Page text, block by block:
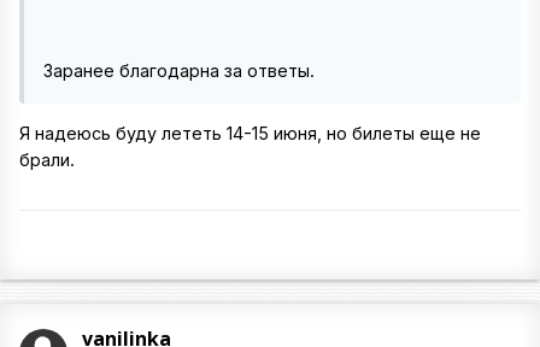
Заранее благодарна за ответы.
Я надеюсь буду лететь 14-15 июня, но билеты еще не
брали.
vanilinka